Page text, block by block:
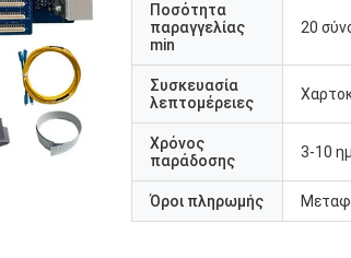
Ποσότητα
παραγγελίας
min
20
Συσκευασία
λεπτομέρειες
Χρόνος
παράδοσης
3-10
Όροι πληρωμής